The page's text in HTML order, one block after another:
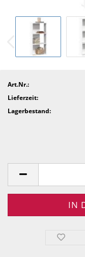
Art.Nr.:
Lieferzeit:
Lagerbestand: